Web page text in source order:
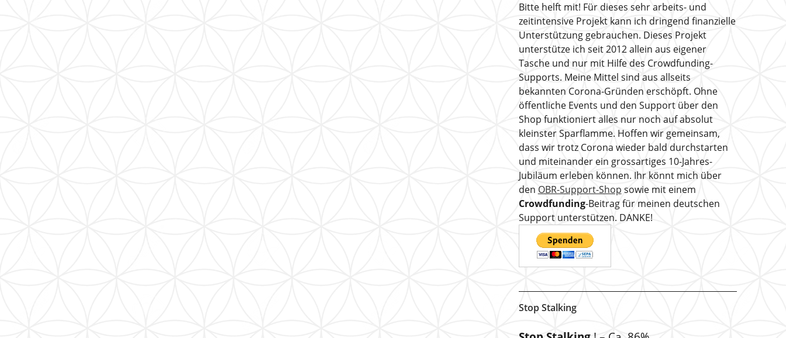
Bitte helft mit! Für dieses sehr arbeits- und
zeitintensive Projekt kann ich dringend finanzielle
Unterstützung gebrauchen. Dieses Projekt
unterstütze ich seit 2012 allein aus eigener
Tasche und nur mit Hilfe des Crowdfunding-
Supports. Meine Mittel sind aus allseits
bekannten Corona-Gründen erschöpft. Ohne
öffentliche Events und den Support über den
Shop funktioniert alles nur noch auf absolut
kleinster Sparflamme. Hoffen wir gemeinsam,
dass wir trotz Corona wieder bald durchstarten
und miteinander ein grossartiges 10-Jahres-
Jubiläum erleben können. Ihr könnt mich über
den OBR-Support-Shop sowie mit einem
Crowdfunding-Beitrag für meinen deutschen
Support unterstützen. DANKE!
Stop Stalking